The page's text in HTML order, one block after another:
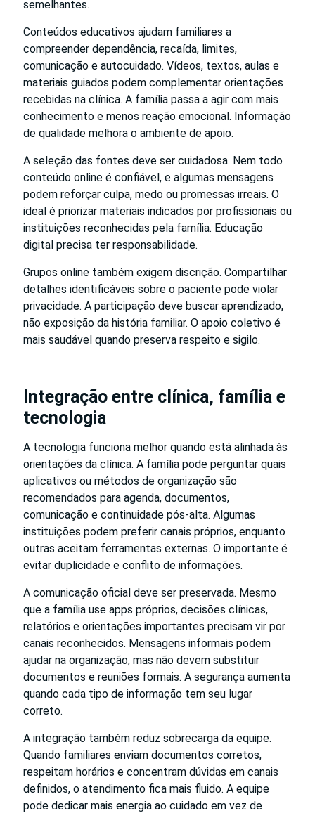
semelhantes.
Conteúdos educativos ajudam familiares a
compreender dependência, recaída, limites,
comunicação e autocuidado. Vídeos, textos, aulas e
materiais guiados podem complementar orientações
recebidas na clínica. A família passa a agir com mais
conhecimento e menos reação emocional. Informação
de qualidade melhora o ambiente de apoio.
A seleção das fontes deve ser cuidadosa. Nem todo
conteúdo online é confiável, e algumas mensagens
podem reforçar culpa, medo ou promessas irreais. O
ideal é priorizar materiais indicados por profissionais ou
instituições reconhecidas pela família. Educação
digital precisa ter responsabilidade.
Grupos online também exigem discrição. Compartilhar
detalhes identificáveis sobre o paciente pode violar
privacidade. A participação deve buscar aprendizado,
não exposição da história familiar. O apoio coletivo é
mais saudável quando preserva respeito e sigilo.
Integração entre clínica, família e
tecnologia
A tecnologia funciona melhor quando está alinhada às
orientações da clínica. A família pode perguntar quais
aplicativos ou métodos de organização são
recomendados para agenda, documentos,
comunicação e continuidade pós-alta. Algumas
instituições podem preferir canais próprios, enquanto
outras aceitam ferramentas externas. O importante é
evitar duplicidade e conflito de informações.
A comunicação oficial deve ser preservada. Mesmo
que a família use apps próprios, decisões clínicas,
relatórios e orientações importantes precisam vir por
canais reconhecidos. Mensagens informais podem
ajudar na organização, mas não devem substituir
documentos e reuniões formais. A segurança aumenta
quando cada tipo de informação tem seu lugar
correto.
A integração também reduz sobrecarga da equipe.
Quando familiares enviam documentos corretos,
respeitam horários e concentram dúvidas em canais
definidos, o atendimento fica mais fluido. A equipe
pode dedicar mais energia ao cuidado em vez de